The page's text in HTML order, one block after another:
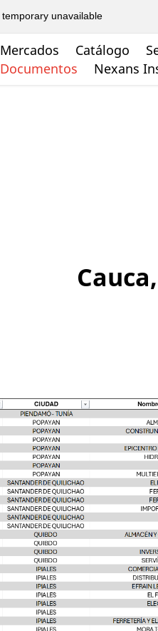
temporary unavailable
Mercados Catálogo
Documentos
Nexans